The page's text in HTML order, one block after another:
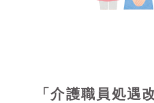
「介護職員処遇